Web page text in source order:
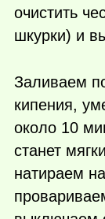
очистить
шкурки) и
Заливаем
кипения,
около 10
станет
натираем